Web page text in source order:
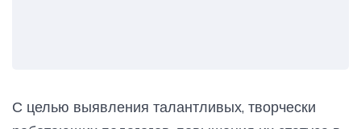
С целью выявления талантливых, творчески